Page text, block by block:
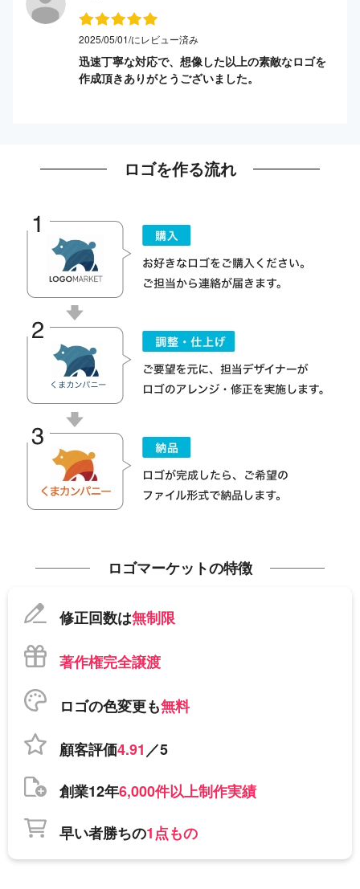
2025/05/01/にレビュー済み
迅速丁寧な対応で、想像した以上の素敵なロゴを
作成頂きありがとうございました。
ロゴを作る流れ
ロゴマーケットの特徴
修正回数は無制限
著作権完全譲渡
ロゴの色変更も無料
顧客評価4.91／5
創業12年6,000件以上制作実績
早い者勝ちの1点もの